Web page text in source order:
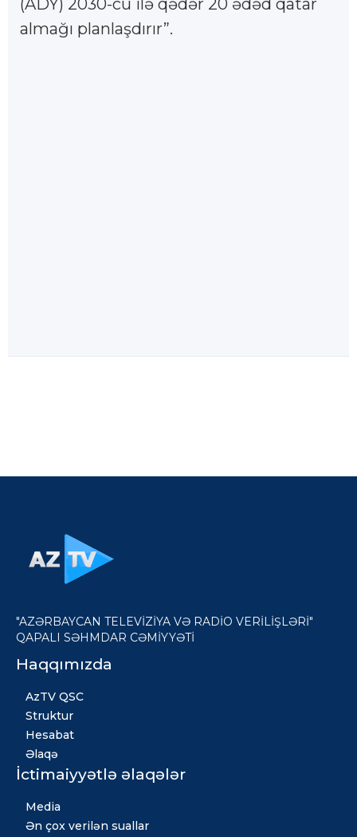
almağı planlaşdırır”.
"AZƏRBAYCAN TELEVİZİYA VƏ RADİO VERİLİŞLƏRİ"
QAPALI SƏHMDAR CƏMİYYƏTİ
Haqqımızda
AzTV QSC
Struktur
Hesabat
Əlaqə
İctimaiyyətlə əlaqələr
Media
Ən çox verilən suallar